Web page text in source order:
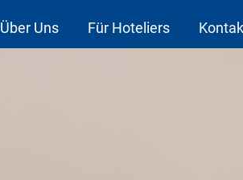
Über Uns Für Hoteliers